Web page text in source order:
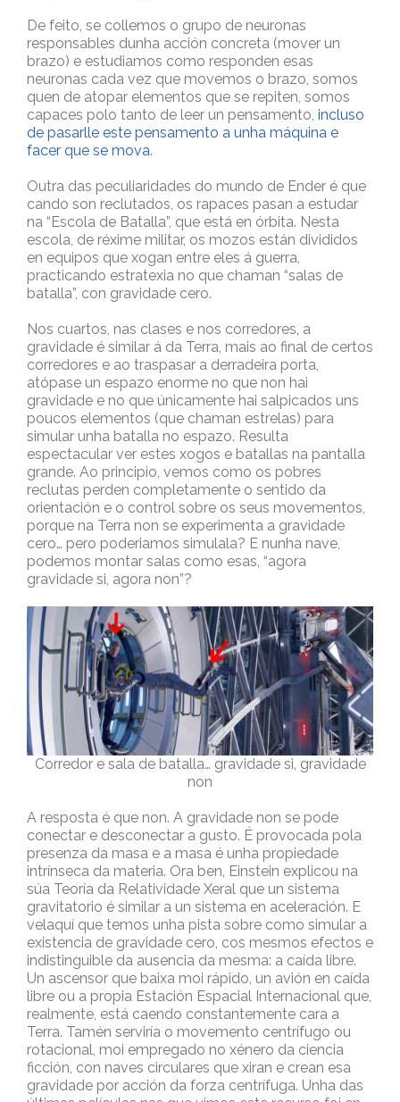
De feito, se collemos o grupo de neuronas
responsables dunha acción concreta (mover un
brazo) e estudiamos como responden esas
neuronas cada vez que movemos o brazo, somos
quen de atopar elementos que se repiten, somos
capaces polo tanto de leer un pensamento, incluso
de pasarlle este pensamento a unha máquina e
facer que se mova.
Outra das peculiaridades do mundo de Ender é que
cando son reclutados, os rapaces pasan a estudar
na “Escola de Batalla”, que está en órbita. Nesta
escola, de réxime militar, os mozos están divididos
en equipos que xogan entre eles á guerra,
practicando estratexia no que chaman “salas de
batalla”, con gravidade cero.
Nos cuartos, nas clases e nos corredores, a
gravidade é similar á da Terra, mais ao final de certos
corredores e ao traspasar a derradeira porta,
atópase un espazo enorme no que non hai
gravidade e no que únicamente hai salpicados uns
poucos elementos (que chaman estrelas) para
simular unha batalla no espazo. Resulta
espectacular ver estes xogos e batallas na pantalla
grande. Ao principio, vemos como os pobres
reclutas perden completamente o sentido da
orientación e o control sobre os seus movementos,
porque na Terra non se experimenta a gravidade
cero… pero poderiamos simulala? E nunha nave,
podemos montar salas como esas, “agora
gravidade si, agora non”?
Corredor e sala de batalla… gravidade si, gravidade
non
A resposta é que non. A gravidade non se pode
conectar e desconectar a gusto. É provocada pola
presenza da masa e a masa é unha propiedade
intrínseca da materia. Ora ben, Einstein explicou na
súa Teoría da Relatividade Xeral que un sistema
gravitatorio é similar a un sistema en aceleración. E
velaquí que temos unha pista sobre como simular a
existencia de gravidade cero, cos mesmos efectos e
indistinguible da ausencia da mesma: a caída libre.
Un ascensor que baixa moi rápido, un avión en caída
libre ou a propia Estación Espacial Internacional que,
realmente, está caendo constantemente cara a
Terra. Tamén serviría o movemento centrífugo ou
rotacional, moi empregado no xénero da ciencia
ficción, con naves circulares que xiran e crean esa
gravidade por acción da forza centrífuga. Unha das